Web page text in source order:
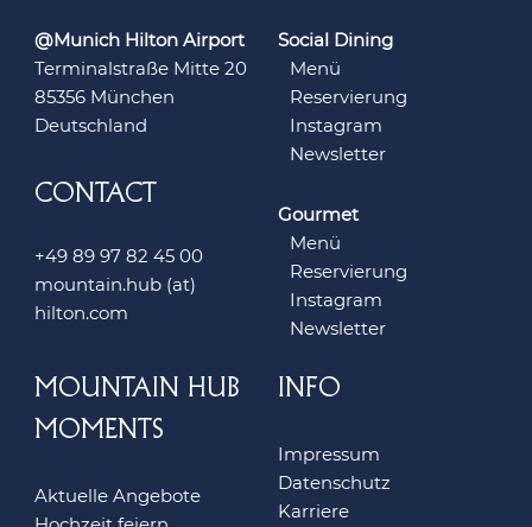
@Munich Hilton Airport
Terminalstraße Mitte 20
85356 München
Deutschland
CONTACT
+49 89 97 82 45 00
mountain.hub (at)
hilton.com
Social Dining
Menü
Reservierung
Instagram
Newsletter
Gourmet
Menü
Reservierung
Instagram
Newsletter
MOUNTAIN HUB
MOMENTS
Aktuelle Angebote
INFO
Impressum
Datenschutz
Karriere